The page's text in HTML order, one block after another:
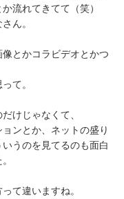
流れてきてて（笑）
ん。
とかコラビデオとかつ
て。
けじゃなくて、
ンとか、ネットの盛り
うのを見てるのも面白
て違いますね。